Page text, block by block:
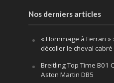
Nos derniers articles
« Hommage à Ferrari »
décoller le cheval cabré
Breitling Top Time B01
Aston Martin DB5